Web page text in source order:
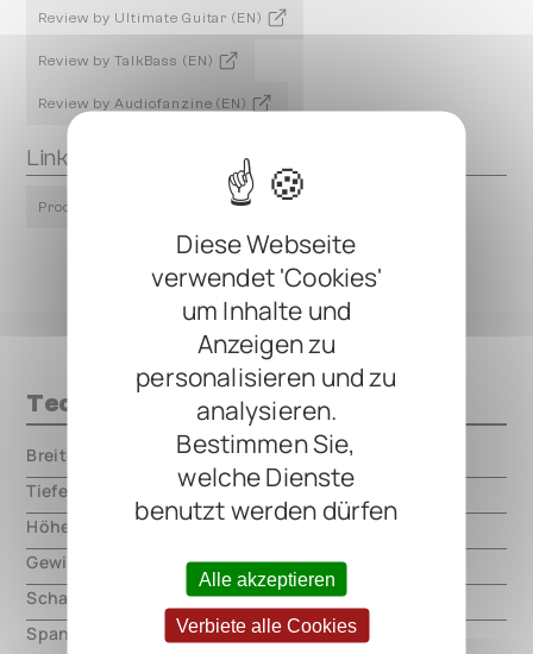
Diese Webseite
verwendet 'Cookies'
um Inhalte und
Anzeigen zu
personalisieren und zu
analysieren.
Bestimmen Sie,
welche Dienste
benutzt werden dürfen
Alle akzeptieren
Verbiete alle Cookies
Review by Ultimate Guitar (EN)
Review by TalkBass (EN)
Review by Audiofanzine (EN)
Links
Product Page
Technische Daten
Breite
000.00 mm
Tiefe
000.00 mm
Höhe
000.00 mm
Gewicht
000.00 mm
Schaltungsart
analog
Spannung
9V DC, center negative